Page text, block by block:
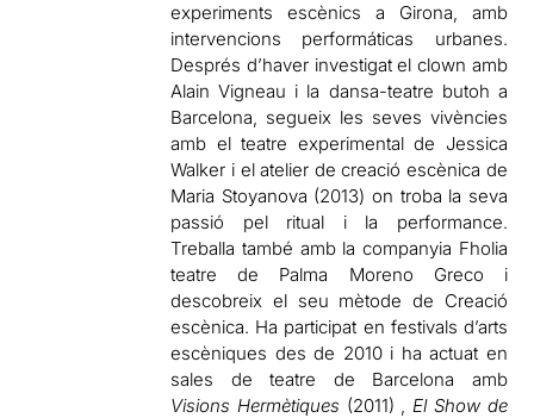
experiments escènics a Girona, amb
intervencions performáticas urbanes.
Després d’haver investigat el clown amb
Alain Vigneau i la dansa-teatre butoh a
Barcelona, segueix les seves vivències
amb el teatre experimental de Jessica
Walker i el atelier de creació escènica de
Maria Stoyanova (2013) on troba la seva
passió pel ritual i la performance.
Treballa també amb la companyia Fholia
teatre de Palma Moreno Greco i
descobreix el seu mètode de Creació
escènica. Ha participat en festivals d’arts
escèniques des de 2010 i ha actuat en
sales de teatre de Barcelona amb
Visions Hermètiques (2011) ,El Show de